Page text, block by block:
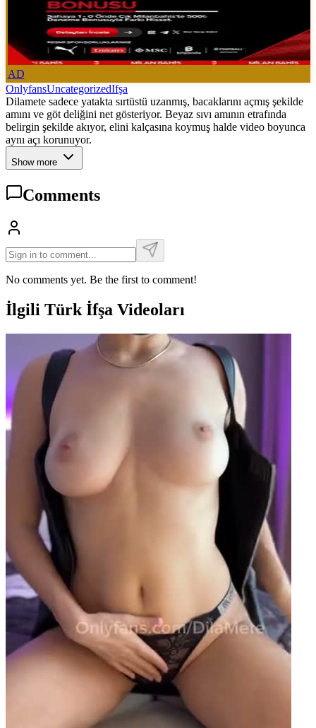
AD
OnlyfansUncategorizedIfşa
Dilamete sadece yatakta sırtüstü uzanmış, bacaklarını açmış şekilde
amını ve göt deliğini net gösteriyor. Beyaz sıvı amının etrafında
belirgin şekilde akıyor, elini kalçasına koymuş halde video boyunca
aynı açı korunuyor.
Show more
Comments
No comments yet. Be the first to comment!
İlgili Türk İfşa Videoları